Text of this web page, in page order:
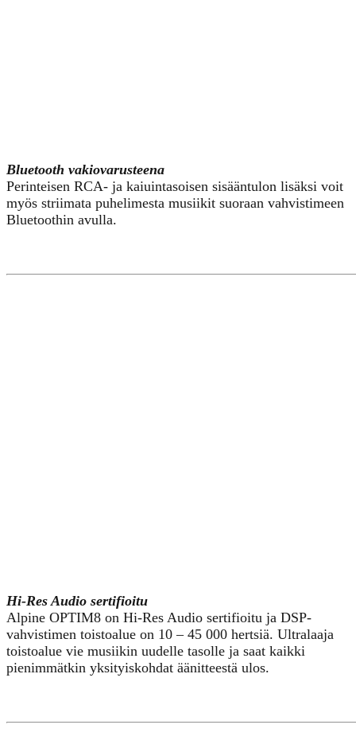
Bluetooth vakiovarusteena
Perinteisen RCA- ja kaiuintasoisen sisääntulon lisäksi voit
myös striimata puhelimesta musiikit suoraan vahvistimeen
Bluetoothin avulla.
Hi-Res Audio sertifioitu
Alpine OPTIM8 on Hi-Res Audio sertifioitu ja DSP-
vahvistimen toistoalue on 10 – 45 000 hertsiä. Ultralaaja
toistoalue vie musiikin uudelle tasolle ja saat kaikki
pienimmätkin yksityiskohdat äänitteestä ulos.